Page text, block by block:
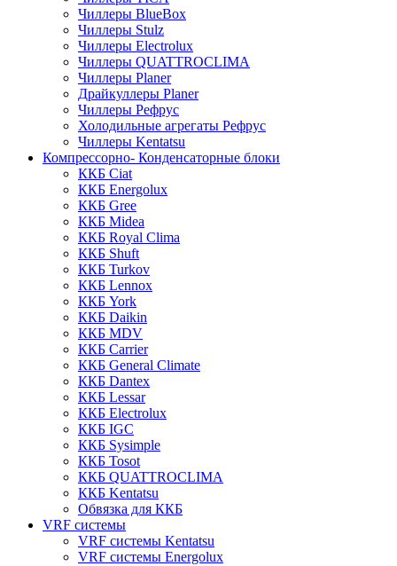
Чиллеры BlueBox
Чиллеры Stulz
Чиллеры Electrolux
Чиллеры QUATTROCLIMA
Чиллеры Planer
Драйкуллеры Planer
Чиллеры Рефрус
Холодильные агрегаты Рефрус
Чиллеры Kentatsu
Компрессорно- Конденсаторные блоки
ККБ Ciat
ККБ Energolux
ККБ Gree
ККБ Midea
ККБ Royal Clima
ККБ Shuft
ККБ Turkov
ККБ Lennox
ККБ York
ККБ Daikin
ККБ MDV
ККБ Carrier
ККБ General Climate
ККБ Dantex
ККБ Lessar
ККБ Electrolux
ККБ IGC
ККБ Sysimple
ККБ Tosot
ККБ QUATTROCLIMA
ККБ Kentatsu
Обвязка для ККБ
VRF системы
VRF системы Kentatsu
VRF системы Energolux